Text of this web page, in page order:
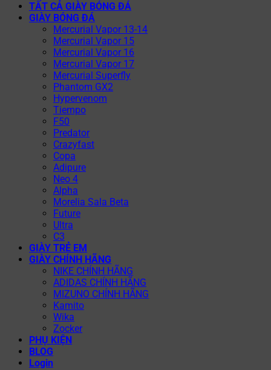
TẤT CẢ GIÀY BÓNG ĐÁ
GIÀY BÓNG ĐÁ
Mercurial Vapor 13-14
Mercurial Vapor 15
Mercurial Vapor 16
Mercurial Vapor 17
Mercurial Superfly
Phantom GX2
Hypervenom
Tiempo
F50
Predator
Crazyfast
Copa
Adipure
Neo 4
Alpha
Morelia Sala Beta
Future
Ultra
C3
GIÀY TRẺ EM
GIÀY CHÍNH HÃNG
NIKE CHÍNH HÃNG
ADIDAS CHÍNH HÃNG
MIZUNO CHÍNH HÃNG
Kamito
Wika
Zocker
PHỤ KIỆN
BLOG
Login